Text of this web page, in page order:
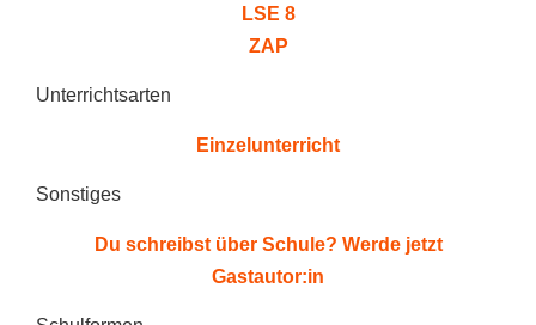
LSE 8
ZAP
Unterrichtsarten
Einzelunterricht
Sonstiges
Du schreibst über Schule? Werde jetzt
Gastautor:in